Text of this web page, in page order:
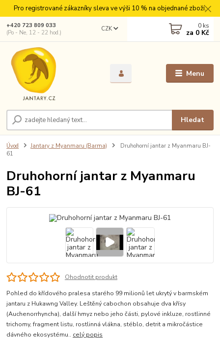
Pro registrované zákazníky sleva ve výši 10 % na objednané zboží.
Menu
CZK
Hledat
+420 723 809 033
(Po - Ne, 12 - 22 hod.)
0 ks
za 0 Kč
Úvod Jantary z Myanmaru (Barma)
Druhohorní jantar z Myanmaru BJ-
61
Druhohorní jantar z Myanmaru
BJ-61
Ohodnotit produkt
Pohled do křídového pralesa starého 99 milionů let ukrytý v barmském
jantaru z Hukawng Valley. Leštěný cabochon obsahuje dva křísy
(Auchenorrhyncha), další hmyz nebo jeho části, pylové inkluze, rostlinné
trichomy, fragment listu, rostlinná vlákna, stéblo, detrit a mikročástice
dávného ekosystému.. celý popis